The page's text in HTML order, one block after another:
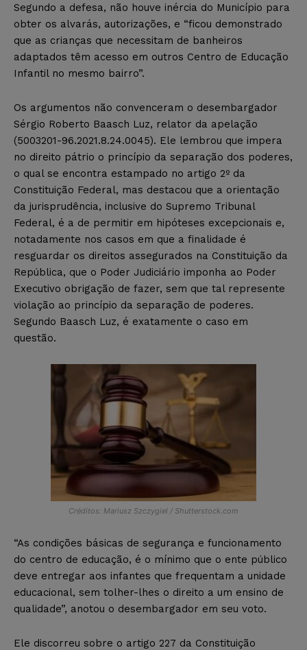
Segundo a defesa, não houve inércia do Município para
obter os alvarás, autorizações, e “ficou demonstrado
que as crianças que necessitam de banheiros
adaptados têm acesso em outros Centro de Educação
Infantil no mesmo bairro”.
Os argumentos não convenceram o desembargador
Sérgio Roberto Baasch Luz, relator da apelação
(5003201-96.2021.8.24.0045). Ele lembrou que impera
no direito pátrio o princípio da separação dos poderes,
o qual se encontra estampado no artigo 2º da
Constituição Federal, mas destacou que a orientação
da jurisprudência, inclusive do Supremo Tribunal
Federal, é a de permitir em hipóteses excepcionais e,
notadamente nos casos em que a finalidade é
resguardar os direitos assegurados na Constituição da
República, que o Poder Judiciário imponha ao Poder
Executivo obrigação de fazer, sem que tal represente
violação ao princípio da separação de poderes.
Segundo Baasch Luz, é exatamente o caso em
questão.
Créditos: Mariusz Szczygiel / Shutterstock.com
“As condições básicas de segurança e funcionamento
do centro de educação, é o mínimo que o ente público
deve entregar aos infantes que frequentam a unidade
educacional, sem tolher-lhes o direito a um ensino de
qualidade”, anotou o desembargador em seu voto.
Ele discorreu sobre o artigo 227 da Constituição